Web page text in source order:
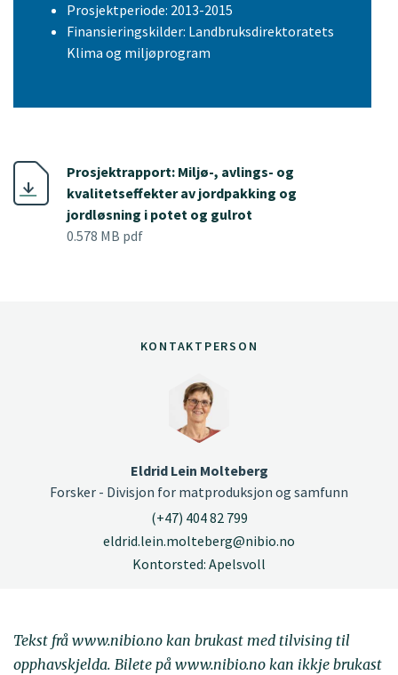
Prosjektperiode: 2013-2015
Finansieringskilder: Landbruksdirektoratets
Klima og miljøprogram
Prosjektrapport: Miljø-, avlings- og
kvalitetseffekter av jordpakking og
jordløsning i potet og gulrot
0.578 MB pdf
KONTAKTPERSON
Eldrid Lein Molteberg
Forsker - Divisjon for matproduksjon og samfunn
(+47) 404 82 799
eldrid.lein.molteberg@nibio.no
Kontorsted: Apelsvoll
Tekst frå www.nibio.no kan brukast med tilvising til
opphavskjelda. Bilete på www.nibio.no kan ikkje brukast